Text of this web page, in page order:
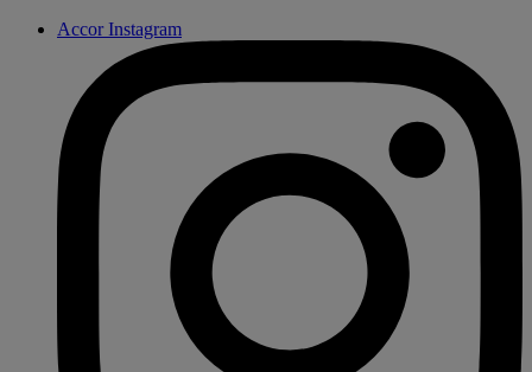
Accor Instagram